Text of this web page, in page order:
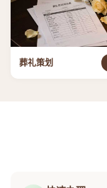
葬礼策划